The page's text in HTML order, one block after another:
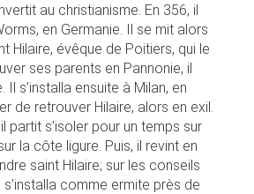
au christianisme. En 356, il
en Germanie. Il se mit alors
Hilaire, évêque de Poitiers, qui le
ses parents en Pannonie, il
s’installa ensuite à Milan, en
de retrouver Hilaire, alors en exil.
partit s’isoler pour un temps sur
la côte ligure. Puis, il revint en
saint Hilaire; sur les conseils
comme ermite près de